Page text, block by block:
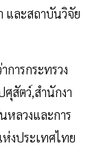
และสถาบันวิจัย
การกระทรวง
สัตว์,สำนักงา
ลวงและการ
งประเทศไทย